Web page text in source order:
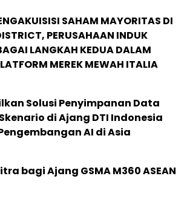
SAHAM MAYORITAS DI
PERUSAHAAN INDUK
LANGKAH KEDUA DALAM
MEREK MEWAH ITALIA
Solusi Penyimpanan Data
di Ajang DTI Indonesia
AI di Asia
bagi Ajang GSMA M360 ASEAN